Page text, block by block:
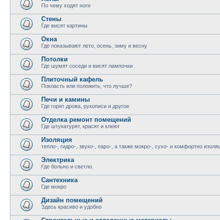
По чему ходят ноги
Стены
Где висят картины
Окна
Где показывают лето, осень, зиму и весну
Потолки
Где шумят соседи и висят лампочки
Плиточный кафель
Покласть или положить, что лучше?
Печи и камины
Где горят дрова, рукописи и другое
Отделка ремонт помещений
Где штукатурят, красят и клеют
Изоляция
тепло-, гидро-, звуко-, паро-, а также мокро-, сухо- и комфортно
Электрика
Где больно и светло.
Сантехника
Где мокро
Дизайн помещений
Здесь красиво и удобно